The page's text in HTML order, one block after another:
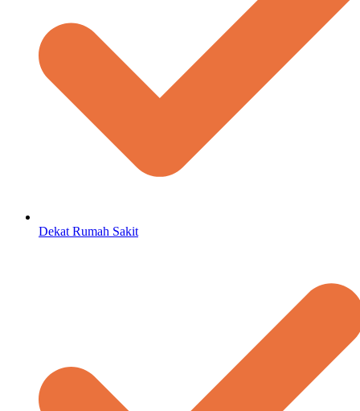
Dekat Rumah Sakit